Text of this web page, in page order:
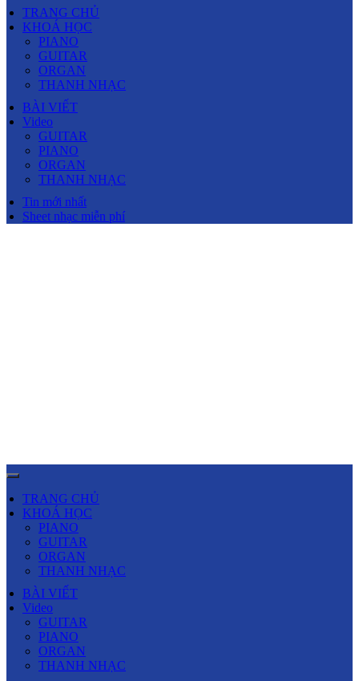
TRANG CHỦ
KHOÁ HỌC
PIANO
GUITAR
ORGAN
THANH NHẠC
BÀI VIẾT
Video
GUITAR
PIANO
ORGAN
THANH NHẠC
Tin mới nhất
Sheet nhạc miễn phí
TRANG CHỦ
KHOÁ HỌC
PIANO
GUITAR
ORGAN
THANH NHẠC
BÀI VIẾT
Video
GUITAR
PIANO
ORGAN
THANH NHẠC